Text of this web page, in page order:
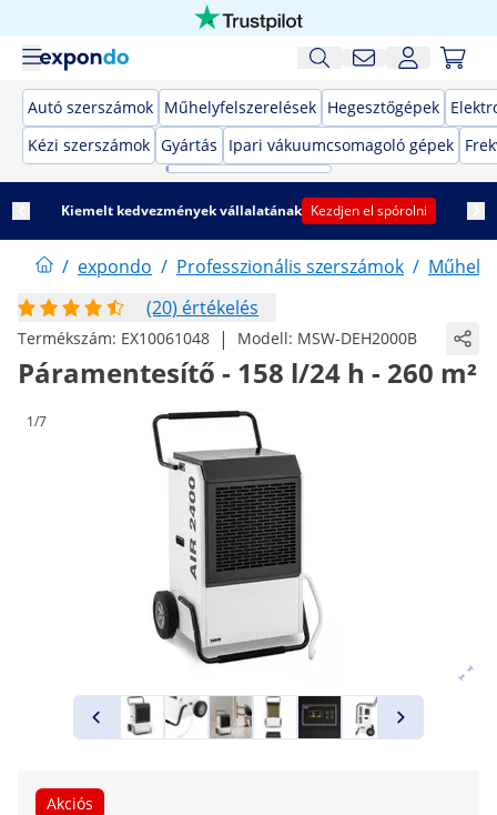
Autó szerszámok Műhelyfelszerelések Hegesztőgépek
Kézi szerszámok Gyártás Ipari vákuumcsomagoló gépek
Kiemelt kedvezmények vállalatának Kezdjen el spórolni
/ expondo / Professzionális szerszámok /
(20) értékelés
Termékszám: EX10061048 | Modell: MSW-DEH2000B
Páramentesítő - 158 l/24 h - 260 m²
1/7
Akciós